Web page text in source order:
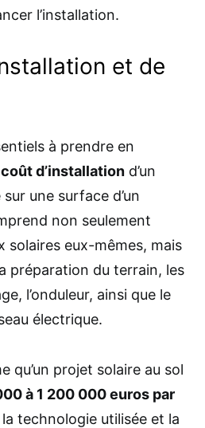
l’installation.
et de
à prendre en
coût d’installation d’un
une surface d’un
non seulement
solaires eux-mêmes, mais
préparation du terrain, les
l’onduleur, ainsi que le
électrique.
qu’un projet solaire au sol
à 1 200 000 euros par
la technologie utilisée et la